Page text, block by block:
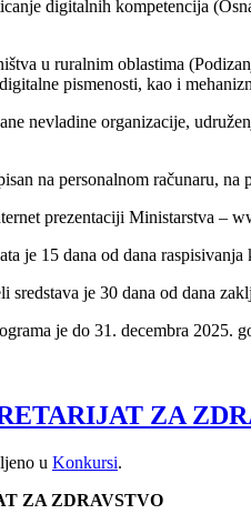
digitalnih kompetencija
u ruralnim oblastima
pismenosti, kao i
nevladine organizacije,
na personalnom računaru, na
prezentaciji Ministarstva –
je 15 dana od dana
sredstava je 30 dana od dana
je do 31. decembra 2025.
ZA
u Konkursi.
ZA ZDRAVSTVO